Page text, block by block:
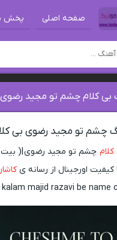
صفحه اصلی پخش
بی کلام چشم تو مجید
چشم تو مجید رضوی بی
چشم تو مجید رضوی |(
کیفیت اورجینال از رسانه ی
majid razavi be name